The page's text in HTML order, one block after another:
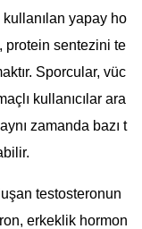
yapay ho
protein sentezini te
Sporcular, vüc
kullanıcılar ara
zamanda bazı t
testosteronun
erkeklik hormon